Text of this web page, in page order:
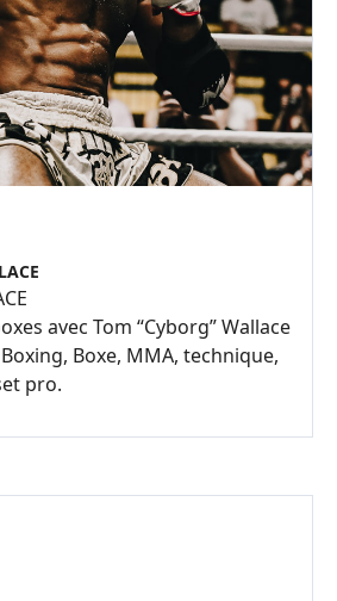
avec Tom “Cyborg” Wallace
Boxe, MMA, technique,
pro.